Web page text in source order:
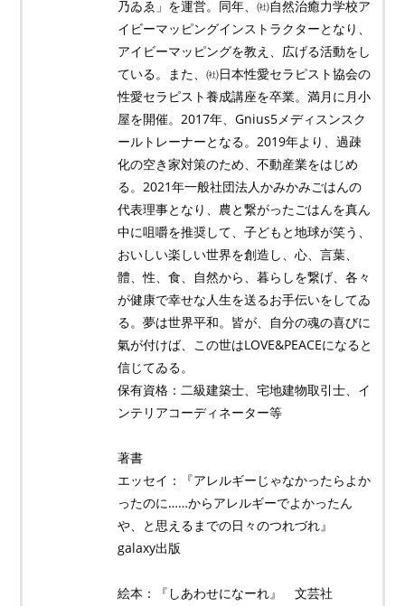
乃ゐゑ」を運営。同年、㈳自然治癒力学校ア
イビーマッピングインストラクターとなり、
アイビーマッピングを教え、広げる活動をし
ている。また、㈳日本性愛セラピスト協会の
性愛セラピスト養成講座を卒業。満月に月小
屋を開催。2017年、Gnius5メディスンスク
ールトレーナーとなる。2019年より、過疎
化の空き家対策のため、不動産業をはじめ
る。2021年一般社団法人かみかみごはんの
代表理事となり、農と繋がったごはんを真ん
中に咀嚼を推奨して、子どもと地球が笑う、
おいしい楽しい世界を創造し、心、言葉、
體、性、食、自然から、暮らしを繋げ、各々
が健康で幸せな人生を送るお手伝いをしてゐ
る。夢は世界平和。皆が、自分の魂の喜びに
氣が付けば、この世はLOVE&PEACEになると
信じてゐる。
保有資格：二級建築士、宅地建物取引士、イ
ンテリアコーディネーター等
著書
エッセイ：『アレルギーじゃなかったらよか
ったのに……からアレルギーでよかったん
や、と思えるまでの日々のつれづれ』
galaxy出版
絵本：『しあわせになーれ』 文芸社